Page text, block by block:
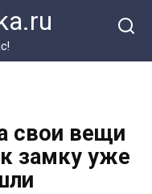
свои вещи
замку уже